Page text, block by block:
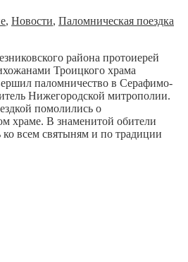
, Новости, Паломническая поездка
района протоиерей
Троицкого храма
паломничество в Серафимо-
Нижегородской митрополии.
помолились о
храме. В знаменитой обители
всем святыням и по традиции